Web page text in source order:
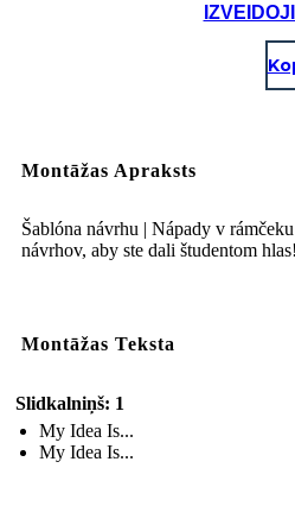
Montāžas Apraksts
Šablóna návrhu | Nápady v
návrhov, aby ste dali študentom hlas!
Montāžas Teksta
Slidkalniņš: 1
My Idea Is...
My Idea Is...